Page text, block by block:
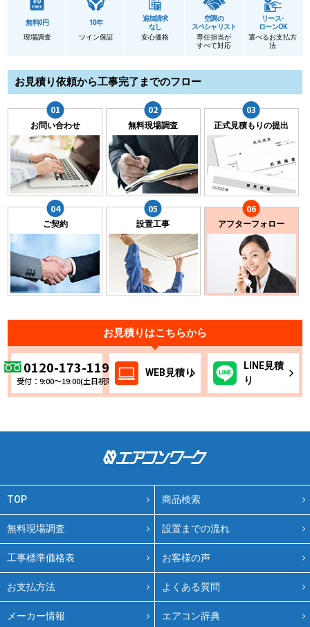
無料0円
現場調査
10年
ツイン保証
追加請求
なし
安心価格
空調の
スペシャリスト
専任担当が
すべて対応
リース･
ローンOK
選べるお支払方
法
お見積り依頼から工事完了までのフロー
お問い合わせ 無料現場調査 正式見積もりの提出
ご契約 設置工事 アフターフォロー
お見積りはこちらから
0120-173-119
受付：9:00～19:00(土日祝除く)
WEB見積り
LINE見積
り
TOP 商品検索
無料現場調査 設置までの流れ
工事標準価格表 お客様の声
お支払方法 よくある質問
メーカー情報 エアコン辞典